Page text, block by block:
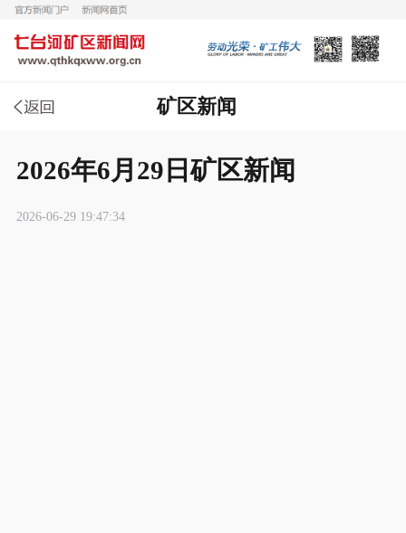
矿区新闻
2026年6月29日矿区新闻
2026-06-29 19:47:34